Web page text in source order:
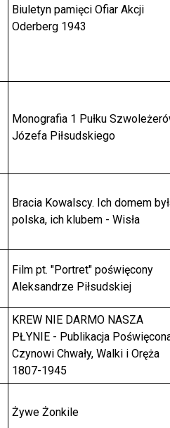
Biuletyn pamięci Ofiar Akcji
Oderberg 1943
Monografia 1 Pułku
Józefa Piłsudskiego
Bracia Kowalscy. Ich domem
polska, ich klubem - Wisła
Film pt. "Portret" poświęcony
Aleksandrze Piłsudskiej
KREW NIE DARMO NASZA
PŁYNIE - Publikacja
Czynowi Chwały, Walki i Oręża
1807-1945
Żywe Żonkile